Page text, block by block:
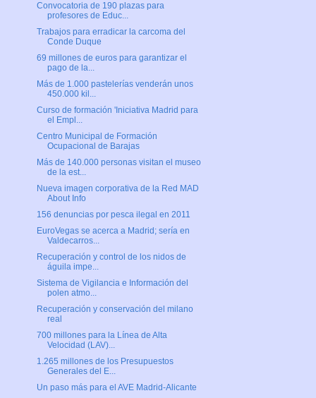
Convocatoria de 190 plazas para
profesores de Educ...
Trabajos para erradicar la carcoma del
Conde Duque
69 millones de euros para garantizar el
pago de la...
Más de 1.000 pastelerías venderán unos
450.000 kil...
Curso de formación 'Iniciativa Madrid para
el Empl...
Centro Municipal de Formación
Ocupacional de Barajas
Más de 140.000 personas visitan el museo
de la est...
Nueva imagen corporativa de la Red MAD
About Info
156 denuncias por pesca ilegal en 2011
EuroVegas se acerca a Madrid; sería en
Valdecarros...
Recuperación y control de los nidos de
águila impe...
Sistema de Vigilancia e Información del
polen atmo...
Recuperación y conservación del milano
real
700 millones para la Línea de Alta
Velocidad (LAV)...
1.265 millones de los Presupuestos
Generales del E...
Un paso más para el AVE Madrid-Alicante